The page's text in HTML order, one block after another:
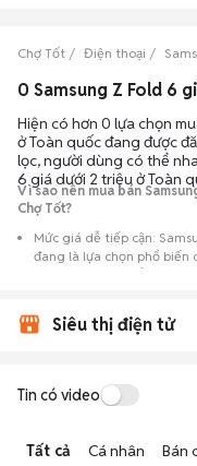
Chợ Tốt Điện thoại
Hiện có hơn 0 lựa chọn
ở Toàn quốc đang được
lọc, người dùng có thể
6 giá dưới 2 triệu ở Toàn
Vì sao nên mua bán
Chợ Tốt?
Mức giá dễ tiếp cận:
đang là lựa chọn phổ
này với chi phí thấp hơn so
triệu ở Toàn quốc từ
dạng sự lựa chọn về tình
đánh giá chính xác
Mua bán linh hoạt: Hai
Siêu thị điện tử
Tin có video
Tất cả Cá nhân Bán